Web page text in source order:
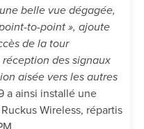
belle vue dégagée,
to-point », ajoute
de la tour
des signaux
aisée vers les autres
a ainsi installé une
Wireless, répartis